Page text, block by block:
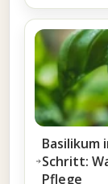
Basilikum
Schritt:
Pflege